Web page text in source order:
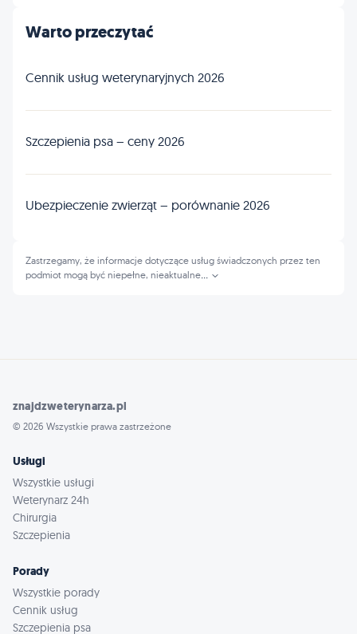
Warto przeczytać
Cennik usług weterynaryjnych 2026
Szczepienia psa – ceny 2026
Ubezpieczenie zwierząt – porównanie 2026
Zastrzegamy, że informacje dotyczące usług świadczonych przez ten
podmiot mogą być niepełne, nieaktualne
znajdzweterynarza.pl
© 2026 Wszystkie prawa zastrzeżone
Usługi
Wszystkie usługi
Weterynarz 24h
Chirurgia
Szczepienia
Porady
Wszystkie porady
Cennik usług
Szczepienia psa